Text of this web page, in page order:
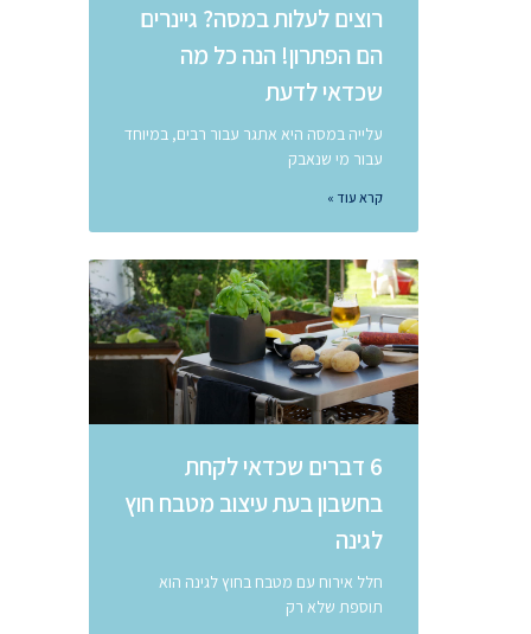
רוצים לעלות במסה? גיינרים
הם הפתרון! הנה כל מה
שכדאי לדעת
עלייה במסה היא אתגר עבור רבים, במיוחד
עבור מי שנאבק
קרא עוד »
6 דברים שכדאי לקחת
בחשבון בעת ​​עיצוב מטבח חוץ
לגינה
חלל אירוח עם מטבח בחוץ לגינה הוא
תוספת שלא רק